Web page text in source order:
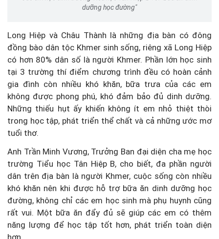
dưỡng học đường"
Long Hiệp và Châu Thành là những địa bàn có đông
đồng bào dân tộc Khmer sinh sống, riêng xã Long Hiệp
có hơn 80% dân số là người Khmer. Phần lớn học sinh
tại 3 trường thí điểm chương trình đều có hoàn cảnh
gia đình còn nhiều khó khăn, bữa trưa của các em
không được phong phú, khó đảm bảo đủ dinh dưỡng.
Những thiếu hụt ấy khiến không ít em nhỏ thiệt thòi
trong học tập, phát triển thể chất và cả những ước mơ
tuổi thơ.
Anh Trần Minh Vương, Trưởng Ban đại diện cha mẹ học
trường Tiểu học Tân Hiệp B, cho biết, đa phần người
dân trên địa bàn là người Khmer, cuộc sống còn nhiều
khó khăn nên khi được hỗ trợ bữa ăn dinh dưỡng học
đường, không chỉ các em học sinh mà phụ huynh cũng
rất vui. Một bữa ăn đẩy đủ sẽ giúp các em có thêm
năng lượng để học tập tốt hơn, phát triển toàn diện